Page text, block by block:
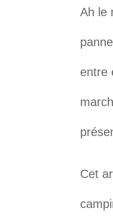
Ah le
entre
Cet